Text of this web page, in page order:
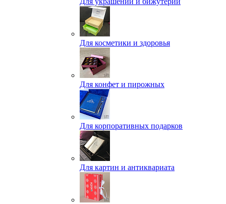
Для косметики и здоровья
Для конфет и пирожных
Для корпоративных подарков
Для картин и антиквариата